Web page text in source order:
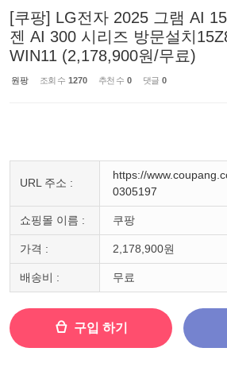
[쿠팡] LG전자 2025 그램 AI
젠 AI 300 시리즈 방문설치
WIN11 (2,178,900원/무료)
원팡 조회 수 1270 추천 수 0 댓글 0
URL 주소 :
https://
0305197
쇼핑몰 이름 : 쿠팡
가격 : 2,178,900원
배송비 : 무료
구입 하기